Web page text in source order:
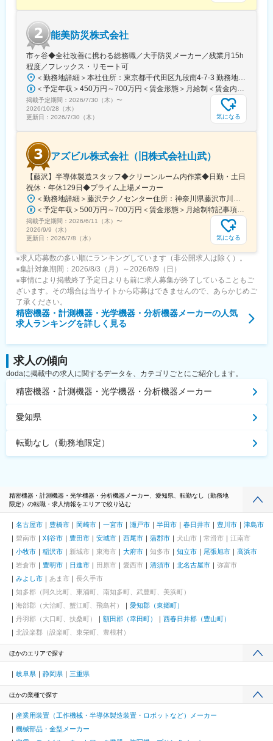
変更の範囲：会社の定める業務
能美防災株式会社
市ヶ谷◆全社改善に携わる総務職／大手防災メーカー／残業月15h
程度／フレックス・リモート可
掲載予定期間： 2026/7/30（木） 〜
2026/10/28（水）
更新日： 2026/7/30（木） 気になる
アズビル株式会社（旧株式会社山武）
【藤沢】半導体製造スタッフ◆クリーンルーム内作業◆日勤・土日
祝休・年休129日◆プライム上場メーカー
掲載予定期間： 2026/6/11（木） 〜
2026/9/9（水）
更新日： 2026/7/8（水） 気になる
※求人応募数の多い順にランキングしています（非公開求人は除く）。
※集計対象期間：2026/8/3（月）～2026/8/9（日）
※事情により掲載終了予定日よりも前に求人募集が終了していることもご
ざいます。その場合は当サイトから応募はできませんので、あらかじめご
了承ください。
精密機器・計測機器・光学機器・分析機器メーカーの人気
求人ランキングを詳しく見る
求人の傾向
dodaに掲載中の求人に関するデータを、カテゴリごとにご紹介します。
精密機器・計測機器・光学機器・分析機器メーカー
愛知県
転勤なし（勤務地限定）
精密機器・計測機器・光学機器・分析機器メーカー、愛知県、転勤なし（勤務地
限定）の転職・求人情報をエリアで絞り込む
名古屋市 豊橋市 岡崎市 一宮市 瀬戸市 半田市 春日井市 豊川市
津島市
碧南市
刈谷市 豊田市 安城市 西尾市 蒲郡市 犬山市 常滑市
江南市
小牧市
稲沢市 新城市 東海市 大府市 知多市 知立市 尾張旭市
高浜市
岩倉市
豊明市 日進市 田原市 愛西市 清須市 北名古屋市
弥富市
みよし市
あま市
長久手市
知多郡（阿久比町、東浦町、南知多町、武豊町、美浜町）
海部郡（大治町、蟹江町、飛島村）
愛知郡（東郷町）
丹羽郡（大口町、扶桑町）
額田郡（幸田町）
西春日井郡（豊山町）
北設楽郡（設楽町、東栄町、豊根村）
ほかのエリアで探す
岐阜県 静岡県 三重県
ほかの業種で探す
産業用装置（工作機械・半導体製造装置・ロボットなど）メーカー
機械部品・金型メーカー